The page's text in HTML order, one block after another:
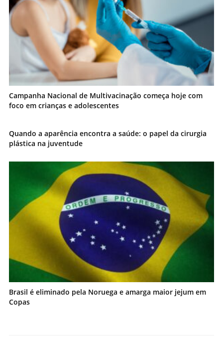
Campanha Nacional de Multivacinação começa hoje com
foco em crianças e adolescentes
Quando a aparência encontra a saúde: o papel da cirurgia
plástica na juventude
Brasil é eliminado pela Noruega e amarga maior jejum em
Copas